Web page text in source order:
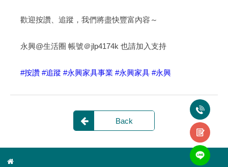
歡迎按讚、追蹤，我們將盡快豐富內容～
永興@生活圈 帳號＠jlp4174k 也請加入支持
#按讚 #追蹤 #永興家具事業 #永興家具 #永興
Back